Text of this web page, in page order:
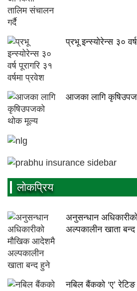
प्रभू इन्स्योरेन्स ३०
आजका लागि
लाेकप्रिय
अनुसन्धान
अल्पकालीन खाता
नबिल बैंकको ‘ए’ रेटिङ